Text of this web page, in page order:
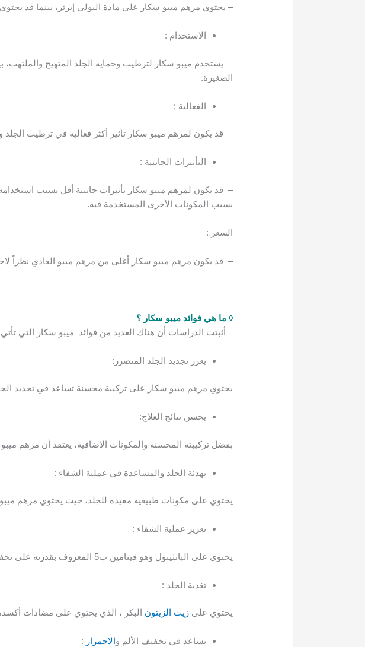
– يحتوي مرهم ميبو سكار على مادة البولي إيرثر، بينما قد
الاستخدام :
– يستخدم ميبو سكار لترطيب وحماية الجلد المتهيج
الصغيرة.
الفعالية :
– قد يكون لمرهم ميبو سكار تأثير أكثر فعالية في ترطيب الجلد
التأثيرات الجانبية :
– قد يكون لمرهم ميبو سكار تأثيرات جانبية أقل بسبب
بسبب المكونات الأخرى المستخدمة فيه.
السعر :
– قد يكون مرهم ميبو سكار أغلى من مرهم ميبو العادي نظراً
◊ ما هي فوائد ميبو سكار ؟
_ أثبتت الدراسات أن هناك العديد من فوائد ميبو سكار التي
يعزز تجديد الجلد المتضرر:
يحتوي مرهم ميبو سكار على تركيبة محسنة تساعد في تجديد
يحسن نتائج العلاج:
بفضل تركيبته المحسنة والمكونات الإضافية، يعتقد أن مرهم
تهدئة الجلد والمساعدة في عملية الشفاء :
يحتوي على مكونات طبيعية مفيدة للجلد، حيث يحتوي مرهم ميبو
تعزيز عملية الشفاء :
يحتوي على البانثينول وهو فيتامين ب5 المعروف بقدرته على تحفيز نمو الخلايا وتجديد الجلد، مما يسرع عملية الشفاء.
تغذية الجلد :
يحتوي على زيت الزيتون البكر ، الذي يحتوي على مضادات
يساعد في تخفيف الألم والاحمرار :